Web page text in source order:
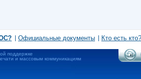
Официальные документы Кто есть кто?
поддержке
и массовым коммуникациям